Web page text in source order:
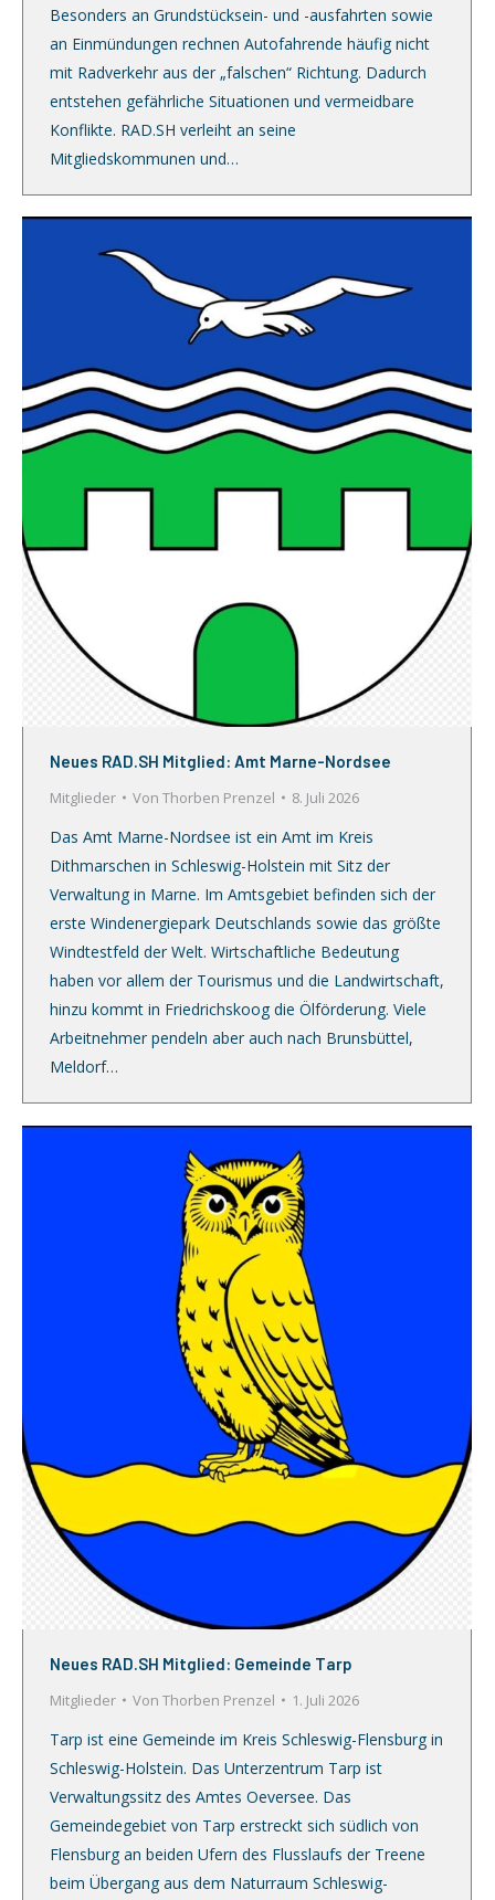
Besonders an Grundstücksein- und -ausfahrten sowie
an Einmündungen rechnen Autofahrende häufig nicht
mit Radverkehr aus der „falschen“ Richtung. Dadurch
entstehen gefährliche Situationen und vermeidbare
Konflikte. RAD.SH verleiht an seine
Mitgliedskommunen und…
Neues RAD.SH Mitglied: Amt Marne-Nordsee
Mitglieder
Von Thorben Prenzel 8. Juli 2026
Das Amt Marne-Nordsee ist ein Amt im Kreis
Dithmarschen in Schleswig-Holstein mit Sitz der
Verwaltung in Marne. Im Amtsgebiet befinden sich der
erste Windenergiepark Deutschlands sowie das größte
Windtestfeld der Welt. Wirtschaftliche Bedeutung
haben vor allem der Tourismus und die Landwirtschaft,
hinzu kommt in Friedrichskoog die Ölförderung. Viele
Arbeitnehmer pendeln aber auch nach Brunsbüttel,
Meldorf…
Neues RAD.SH Mitglied: Gemeinde Tarp
Mitglieder
Von Thorben Prenzel 1. Juli 2026
Tarp ist eine Gemeinde im Kreis Schleswig-Flensburg in
Schleswig-Holstein. Das Unterzentrum Tarp ist
Verwaltungssitz des Amtes Oeversee. Das
Gemeindegebiet von Tarp erstreckt sich südlich von
Flensburg an beiden Ufern des Flusslaufs der Treene
beim Übergang aus dem Naturraum Schleswig-